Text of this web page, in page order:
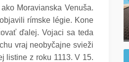
Moravianska Venuša.
rímske légie. Kone
ďalej. Vojaci sa teda
vraj neobyčajne svieži
listine z roku 1113. V 15.